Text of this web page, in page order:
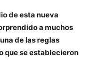
de esta nueva
a muchos
de las reglas
que se establecieron